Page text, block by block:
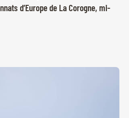
d’Europe de La Corogne, mi-